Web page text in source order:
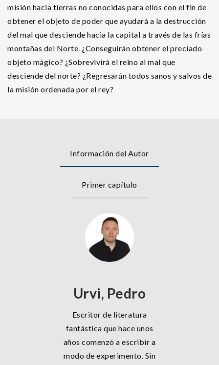
misión hacia tierras no conocidas para ellos con el fin de
obtener el objeto de poder que ayudará a la destrucción
del mal que desciende hacia la capital a través de las frías
montañas del Norte. ¿Conseguirán obtener el preciado
objeto mágico? ¿Sobrevivirá el reino al mal que
desciende del norte? ¿Regresarán todos sanos y salvos de
la misión ordenada por el rey?
Información del Autor
Primer capítulo
Urvi, Pedro
Escritor de literatura
fantástica que hace unos
años comenzó a escribir a
modo de experimento. Sin